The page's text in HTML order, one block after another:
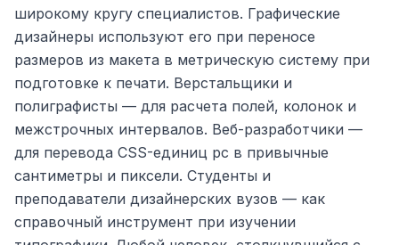
широкому кругу специалистов. Графические
дизайнеры используют его при переносе
размеров из макета в метрическую систему при
подготовке к печати. Верстальщики и
полиграфисты — для расчета полей, колонок и
межстрочных интервалов. Веб-разработчики —
для перевода CSS-единиц pc в привычные
сантиметры и пиксели. Студенты и
преподаватели дизайнерских вузов — как
справочный инструмент при изучении